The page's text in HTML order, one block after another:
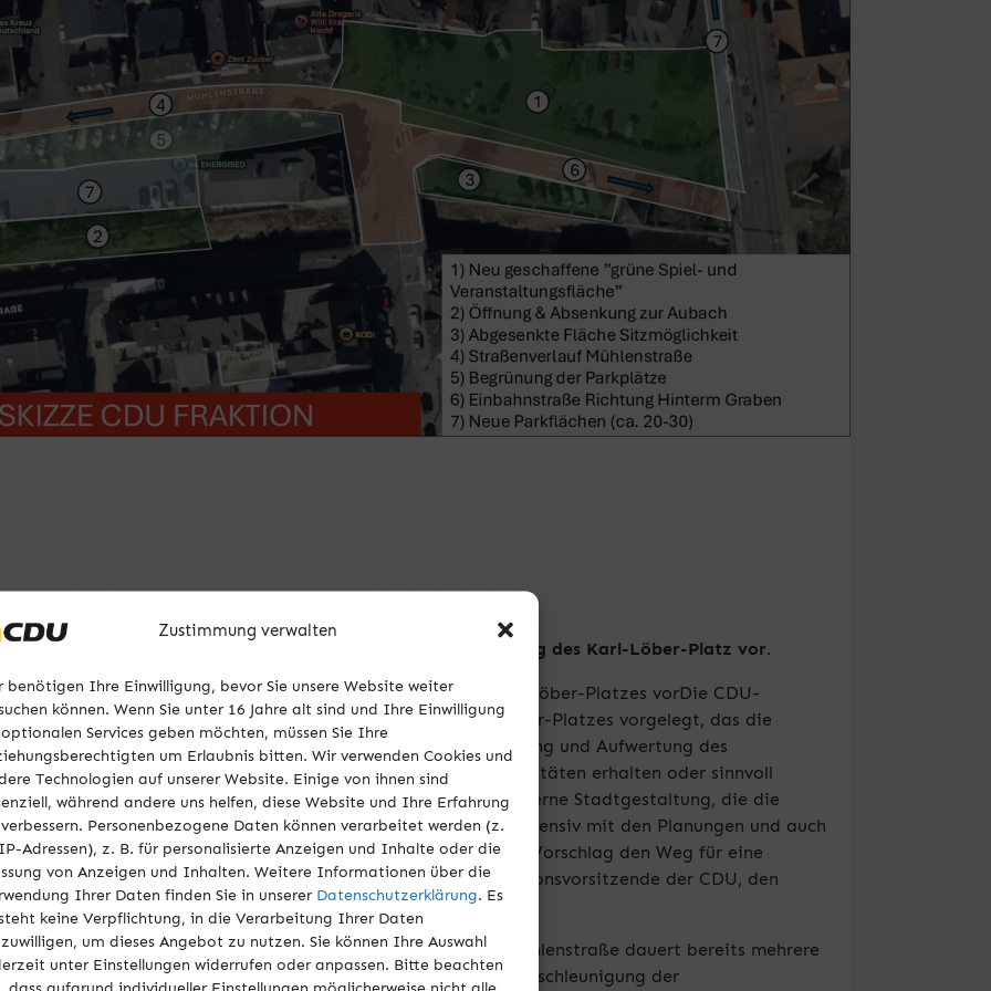
Zustimmung verwalten
benötigen Ihre Einwilligung, bevor Sie unsere Website weiter
können. Wenn Sie unter 16 Jahre alt sind und Ihre Einwilligung
Services geben möchten, müssen Sie Ihre
um Erlaubnis bitten. Wir verwenden Cookies und
Technologien auf unserer Website. Einige von ihnen sind
während andere uns helfen, diese Website und Ihre Erfahrung
Personenbezogene Daten können verarbeitet werden (z.
Adressen), z. B. für personalisierte Anzeigen und Inhalte oder die
von Anzeigen und Inhalten. Weitere Informationen über die
Ihrer Daten finden Sie in unserer Datenschutzerklärung. Es
keine Verpflichtung, in die Verarbeitung Ihrer Daten
um dieses Angebot zu nutzen. Sie können Ihre Auswahl
unter Einstellungen widerrufen oder anpassen. Bitte beachten
Haiger schlägt Kompromisskonzept für die Gestaltung des Karl-Löber-Platz vor.
Haiger schlägt Konzept für die Gestaltung des Karl- Löber-Platzes vorDie CDU-
hat ein neues Konzept zur Neugestaltung des Karl- Löber-Platzes vorgelegt, das die
Verkehrsflächen mit einer umfangreichen Begrünung und Aufwertung des
Raumes verbindet. Gleichzeitig sollen bestehende Parkkapazitäten erhalten oder sinnvoll
werden. Nach Ansicht der CDU-Fraktion gelingt so eine moderne Stadtgestaltung, die die
aller Bürgerinnen und Bürger berücksichtigt.„Wir haben uns intensiv mit den Planungen und auch
der Bürger auseinandergesetzt und möchten mit diesem Vorschlag den Weg für eine
ebnen“, erklärt Dr. Rebecca Neuburger-Hees, Fraktionsvorsitzende der CDU, den
um die Neugestaltung des Karl-Löber-Platzes und der Mühlenstraße dauert bereits mehrere
Mai 2022 hatte die CDU- Fraktion mit einem Antrag eine Beschleunigung der